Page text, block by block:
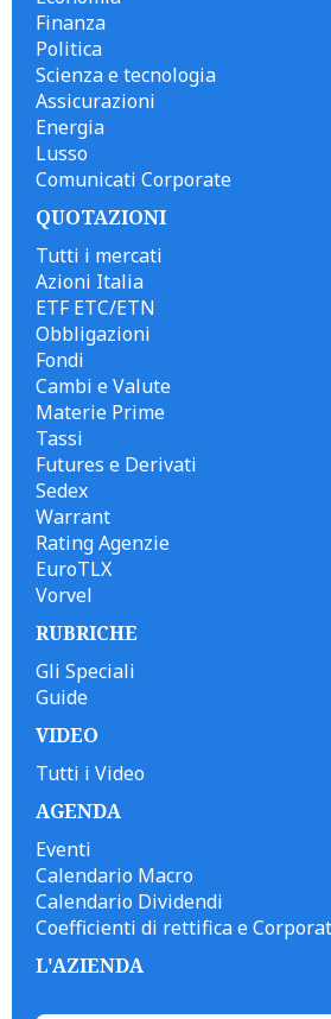
Finanza
Politica
Scienza e tecnologia
Assicurazioni
Energia
Lusso
Comunicati Corporate
QUOTAZIONI
Tutti i mercati
Azioni Italia
ETF ETC/ETN
Obbligazioni
Fondi
Cambi e Valute
Materie Prime
Tassi
Futures e Derivati
Sedex
Warrant
Rating Agenzie
EuroTLX
Vorvel
RUBRICHE
Gli Speciali
Guide
VIDEO
Tutti i Video
AGENDA
Eventi
Calendario Macro
Calendario Dividendi
Coefficienti di rettifica e
L'AZIENDA